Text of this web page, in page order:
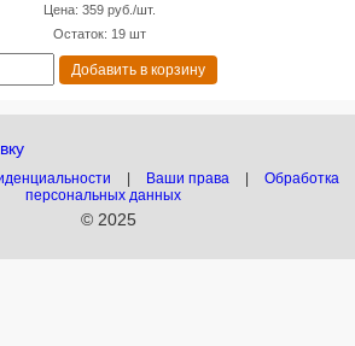
Цена: 359 руб./шт.
Остаток: 19 шт
Добавить в корзину
Ваши права
Обработка
персональных данных
© 2025